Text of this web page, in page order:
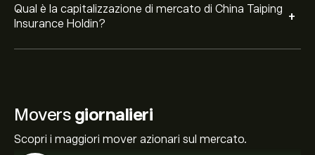
Qual è la capitalizzazione di mercato di China Taiping
Insurance Holdin?
+
Movers giornalieri
Scopri i maggiori mover azionari sul mercato.